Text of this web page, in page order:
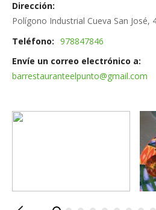
Dirección
Polígono Industrial Cueva San José,
Teléfono
978847846
Envíe un correo electrónico a
barrestauranteelpunto@gmail.com